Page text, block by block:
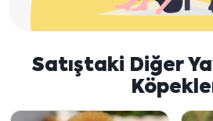
Satıştaki Diğer